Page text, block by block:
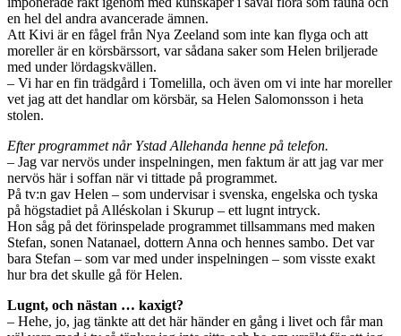
en hel del andra avancerade ämnen.
Att Kivi är en fågel från Nya Zeeland som inte kan flyga och att
moreller är en körsbärssort, var sådana saker som Helen briljerade
med under lördagskvällen.
– Vi har en fin trädgård i Tomelilla, och även om vi inte har moreller
vet jag att det handlar om körsbär, sa Helen Salomonsson i heta
stolen.
Efter programmet når Ystad Allehanda henne på telefon.
– Jag var nervös under inspelningen, men faktum är att jag var mer
nervös här i soffan när vi tittade på programmet.
På tv:n gav Helen – som undervisar i svenska, engelska och tyska
på högstadiet på Alléskolan i Skurup – ett lugnt intryck.
Hon såg på det förinspelade programmet tillsammans med maken
Stefan, sonen Natanael, dottern Anna och hennes sambo. Det var
bara Stefan – som var med under inspelningen – som visste exakt
hur bra det skulle gå för Helen.
Lugnt, och nästan … kaxigt?
– Hehe, jo, jag tänkte att det här händer en gång i livet och får man